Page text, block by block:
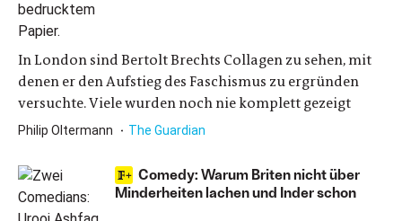
In London sind Bertolt Brechts Collagen zu sehen, mit
denen er den Aufstieg des Faschismus zu ergründen
versuchte. Viele wurden noch nie komplett gezeigt
Philip Oltermann The Guardian
Comedy: Warum Briten nicht über
Minderheiten lachen und Inder schon